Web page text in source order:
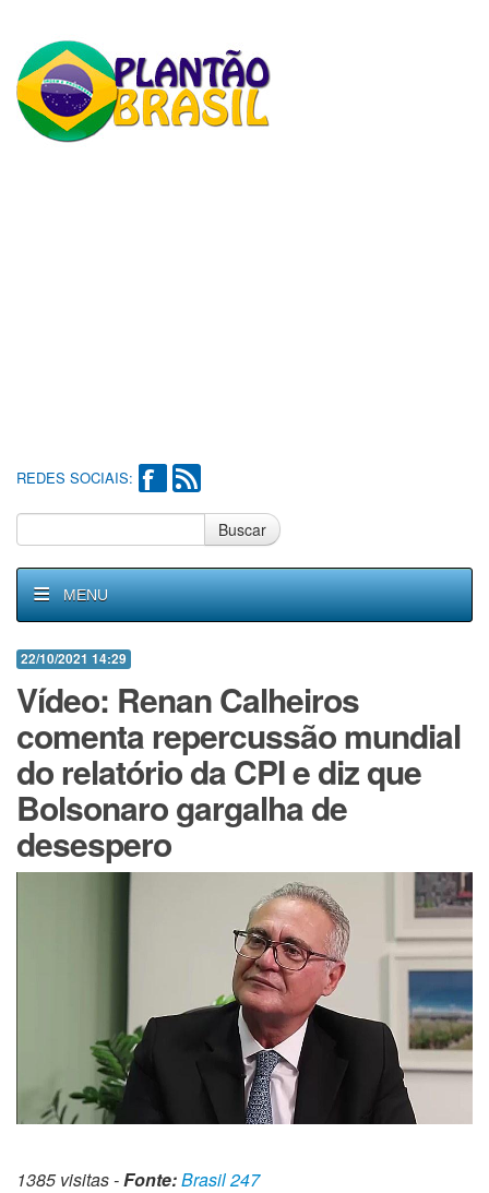
REDES SOCIAIS:
Buscar
MENU
22/10/2021 14:29
Vídeo: Renan Calheiros
comenta repercussão mundial
do relatório da CPI e diz que
Bolsonaro gargalha de
desespero
1385 visitas -Fonte:Brasil 247